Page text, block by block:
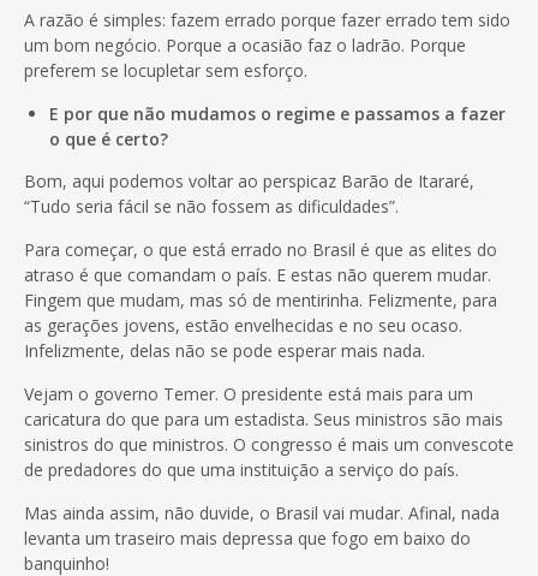
A razão é simples: fazem errado porque fazer errado tem sido
um bom negócio. Porque a ocasião faz o ladrão. Porque
preferem se locupletar sem esforço.
E por que não mudamos o regime e passamos a fazer
o que é certo?
Bom, aqui podemos voltar ao perspicaz Barão de Itararé,
“Tudo seria fácil se não fossem as dificuldades”.
Para começar, o que está errado no Brasil é que as elites do
atraso é que comandam o país. E estas não querem mudar.
Fingem que mudam, mas só de mentirinha. Felizmente, para
as gerações jovens, estão envelhecidas e no seu ocaso.
Infelizmente, delas não se pode esperar mais nada.
Vejam o governo Temer. O presidente está mais para um
caricatura do que para um estadista. Seus ministros são mais
sinistros do que ministros. O congresso é mais um convescote
de predadores do que uma instituição a serviço do país.
Mas ainda assim, não duvide, o Brasil vai mudar. Afinal, nada
levanta um traseiro mais depressa que fogo em baixo do
banquinho!